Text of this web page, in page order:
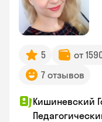
5 от
7 отзывов
Кишиневский